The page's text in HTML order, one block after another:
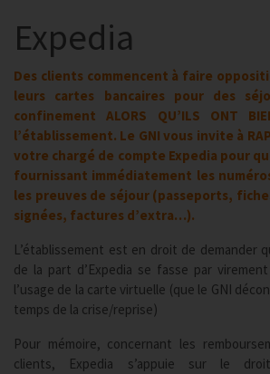
Expedia
Des clients commencent à faire
leurs cartes bancaires pour des
confinement ALORS QU’ILS ONT
l’établissement. Le GNI vous invite à
votre chargé de compte Expedia pour
fournissant immédiatement les
les preuves de séjour (passeports,
signées, factures d’extra…).
L’établissement est en droit de demander
de la part d’Expedia se fasse par
l’usage de la carte virtuelle (que le GNI
temps de la crise/reprise)
Pour mémoire, concernant les
clients, Expedia s’appuie sur le